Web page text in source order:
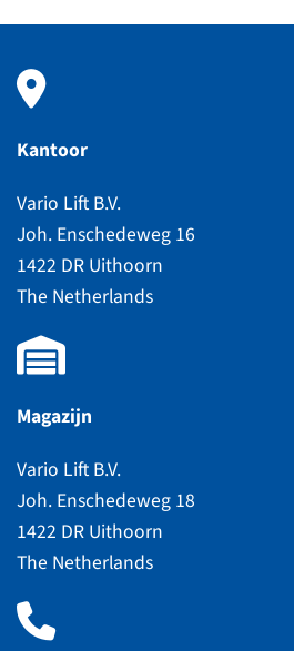
Kantoor
Vario Lift B.V.
Joh. Enschedeweg 16
1422 DR Uithoorn
The Netherlands
Magazijn
Vario Lift B.V.
Joh. Enschedeweg 18
1422 DR Uithoorn
The Netherlands